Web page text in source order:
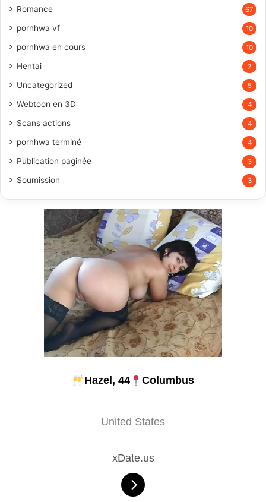
Romance 67
pornhwa vf 10
pornhwa en cours 10
Hentai 7
Uncategorized 5
Webtoon en 3D 4
Scans actions 4
pornhwa terminé 4
Publication paginée 3
Soumission 3
Hazel, 44 Columbus
United States
xDate.us